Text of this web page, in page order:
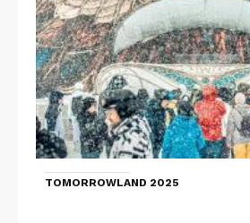
TOMORROWLAND 2025